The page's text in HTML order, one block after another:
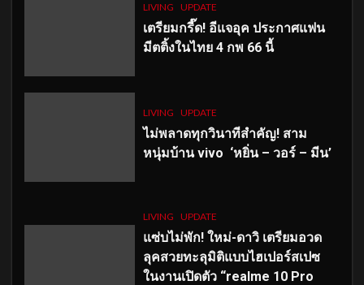
LIVING UPDATE
เตรียมกรี๊ด! อีแจอุค ประกาศแฟน
มีตติ้งในไทย 4 กพ 66 นี้
LIVING UPDATE
ไม่พลาดทุกวินาทีสำคัญ! สาม
หนุ่มบ้าน vivo ‘หยิ่น – วอร์ – มีน’
LIVING UPDATE
แซ่บไม่พัก! ใหม่-ดาวิ เตรียมอวด
ลุคสวยทะลุมิติแบบไฮเปอร์สเปซ
ในงานเปิดตัว “realme 10 Pro